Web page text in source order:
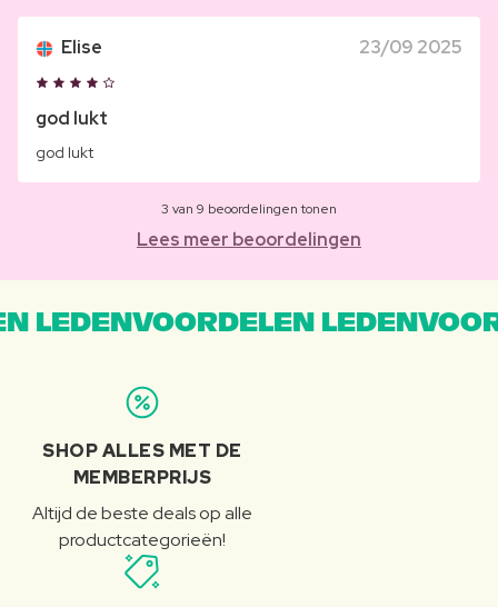
Elise 23/09 2025
god lukt
god lukt
3 van 9 beoordelingen tonen
Lees meer beoordelingen
LEDENVOORDELEN
SHOP ALLES MET DE
MEMBERPRIJS
Altijd de beste deals op alle
productcategorieën!